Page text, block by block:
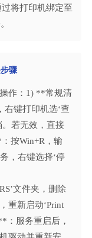
将打印机绑定至
骤
作：1) **常规清
右键打印机选‘查
。若无效，直接
按Win+R，输
务，右键选择‘停
文件夹，删除
重新启动‘Print
：服务重启后，